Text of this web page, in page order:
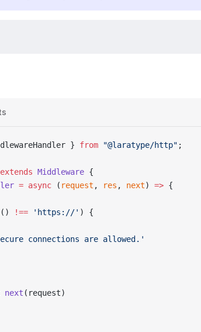
} from "@laratype/http" ;
extends Middleware {
= async ( request , res , next) => {
() !== 'https://' ) {
connections are allowed.'
next (request)